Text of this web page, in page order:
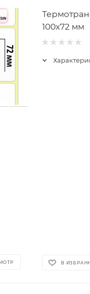
100х72 мм
В